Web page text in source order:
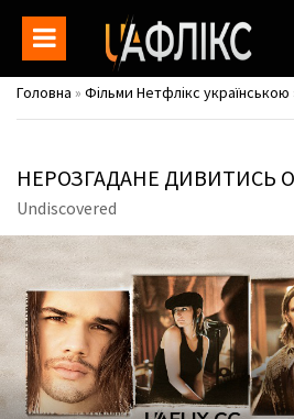
Головна » Фільми Нетфлікс українською
НЕРОЗГАДАНЕ ДИВИТИСЬ
Undiscovered